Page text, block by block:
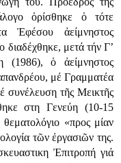
ὁρίσθηκε ὁ τότε
Ἐφέσου ἀείμνηστος
διαδέχθηκε, μετά τήν Γ’
(1986), ὁ ἀείμνηστος
μέ Γραμματέα
συνέλευση τῆς Μεικτῆς
στη Γενεύη (10-15
«προς μίαν
τῶν ἐργασιῶν της.
Ἐπιτροπή γιά